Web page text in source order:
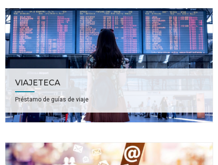
VIAJETECA
Préstamo de guías de viaje